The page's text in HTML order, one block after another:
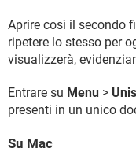
Aprire così il secondo
ripetere lo stesso per
visualizzerà,
Entrare su Menu >
presenti in un unico
Su Mac